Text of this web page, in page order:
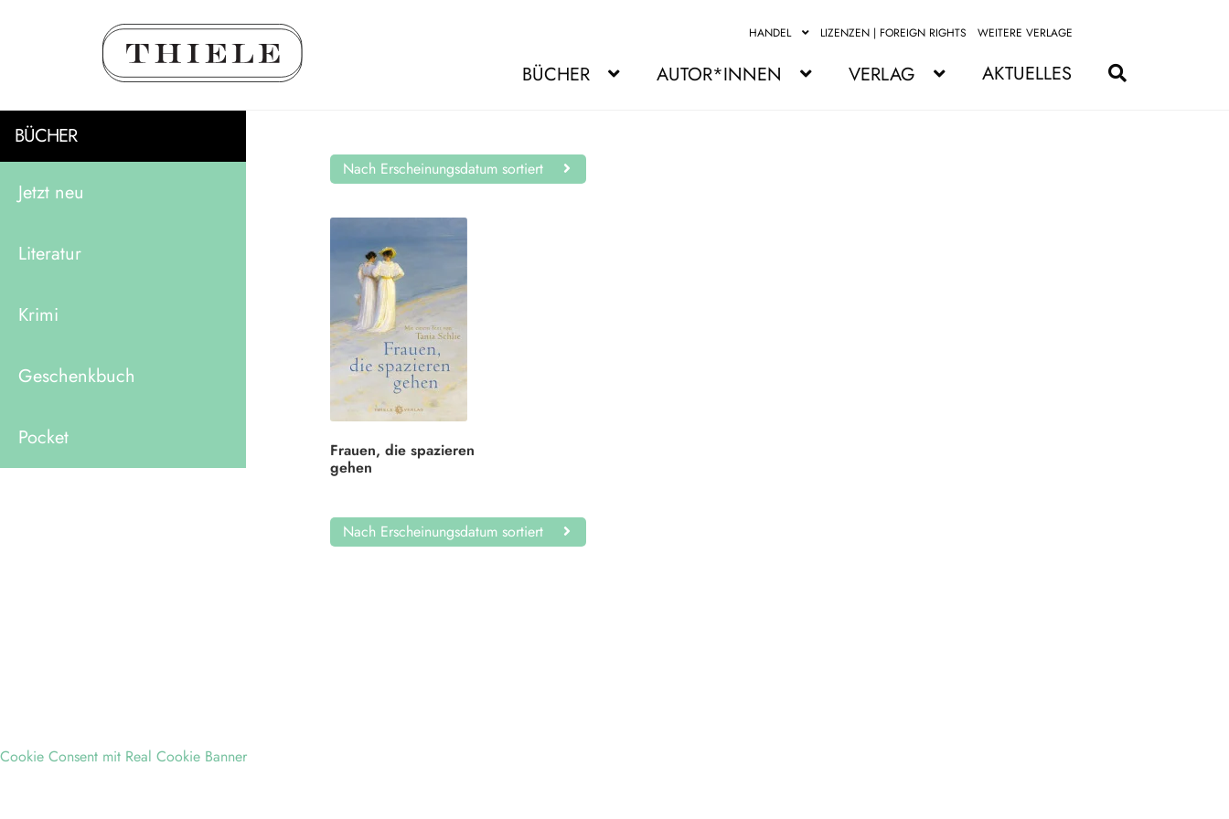
HANDEL LIZENZEN | FOREIGN RIGHTS WEITERE VERLAGE
springen
springen
BÜCHER AUTOR*INNEN VERLAG AKTUELLES
BÜCHER
Jetzt neu
Literatur
Krimi
Geschenkbuch
Pocket
Nach Erscheinungsdatum sortiert
Frauen, die spazieren
gehen
Nach Erscheinungsdatum sortiert
Cookie Consent mit Real Cookie Banner